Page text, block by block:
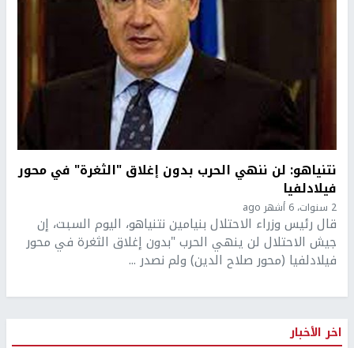
نتنياهو: لن ننهي الحرب بدون إغلاق "الثغرة" في محور
فيلادلفيا
2 سنوات، 6 أشهر ago
قال رئيس وزراء الاحتلال بنيامين نتنياهو، اليوم السبت، إن
جيش الاحتلال لن ينهي الحرب "بدون إغلاق الثغرة في محور
فيلادلفيا (محور صلاح الدين) ولم نصدر ...
اخر الأخبار